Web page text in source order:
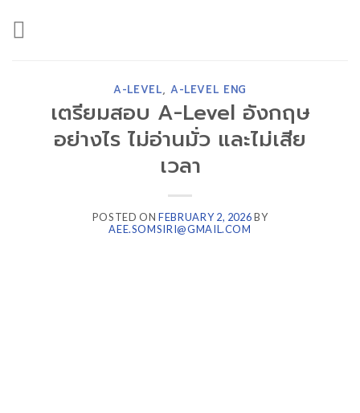
to
A-LEVEL, A-LEVEL ENG
เตรียมสอบ A-Level อังกฤษ
อย่างไร ไม่อ่านมั่ว และไม่เสีย
เวลา
POSTED ONFEBRUARY 2, 2026BY
AEE.SOMSIRI@GMAIL.COM